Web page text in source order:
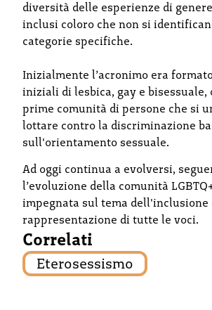
diversità delle esperienze di
inclusi coloro che non si
categorie specifiche.
Inizialmente l’acronimo era
iniziali di lesbica, gay e bisessuale,
prime comunità di persone che si
lottare contro la discriminazione
sull'orientamento sessuale.
Ad oggi continua a evolversi,
l’evoluzione della comunità
impegnata sul tema dell'inclusione
rappresentazione di tutte le voci.
Correlati
Eterosessismo